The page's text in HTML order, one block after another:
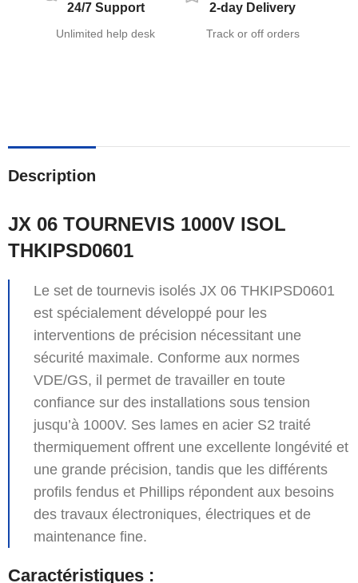
24/7 Support
Unlimited help desk
2-day Delivery
Track or off orders
Description
JX 06 TOURNEVIS 1000V ISOL
THKIPSD0601
Le set de tournevis isolés JX 06 THKIPSD0601
est spécialement développé pour les
interventions de précision nécessitant une
sécurité maximale. Conforme aux normes
VDE/GS, il permet de travailler en toute
confiance sur des installations sous tension
jusqu’à 1000V. Ses lames en acier S2 traité
thermiquement offrent une excellente longévité et
une grande précision, tandis que les différents
profils fendus et Phillips répondent aux besoins
des travaux électroniques, électriques et de
maintenance fine.
Caractéristiques :